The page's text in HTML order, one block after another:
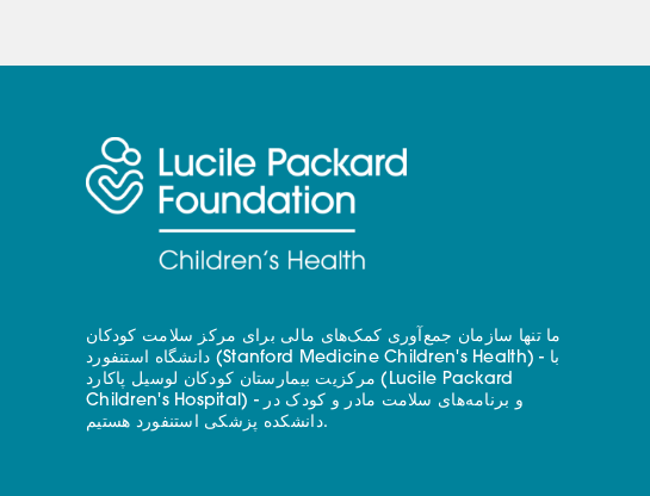
ما تنها سازمان جمع‌آوری کمک‌های مالی برای مرکز سلامت کودکان
دانشگاه استنفورد (Stanford Medicine Children's Health) - با
مرکزیت بیمارستان کودکان لوسیل پاکارد (Lucile Packard
Children's Hospital) - و برنامه‌های سلامت مادر و کودک در
دانشکده پزشکی استنفورد هستیم.